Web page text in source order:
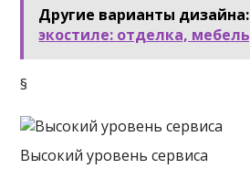
Другие варианты дизайна:
экостиле: отделка,
§
Высокий уровень сервиса